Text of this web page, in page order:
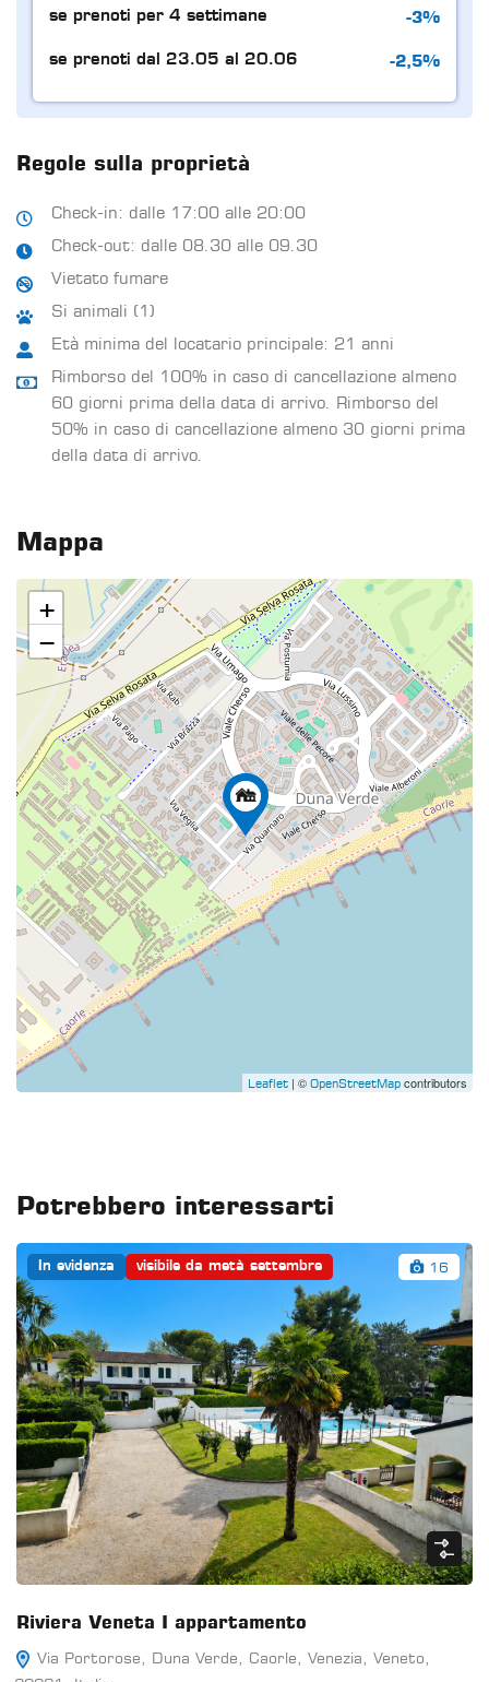
se prenoti per 4 settimane -3%
se prenoti dal 23.05 al 20.06 -2,5%
Regole sulla proprietà
Check-in: dalle 17:00 alle 20:00
Check-out: dalle 08.30 alle 09.30
Vietato fumare
Si animali (1)
Età minima del locatario principale: 21 anni
Rimborso del 100% in caso di cancellazione almeno
60 giorni prima della data di arrivo. Rimborso del
50% in caso di cancellazione almeno 30 giorni prima
della data di arrivo.
Mappa
+
−
Leaflet | © OpenStreetMap contributors
Potrebbero interessarti
In evidenza visibile da metà settembre 16
Riviera Veneta I appartamento
Via Portorose, Duna Verde, Caorle, Venezia, Veneto,